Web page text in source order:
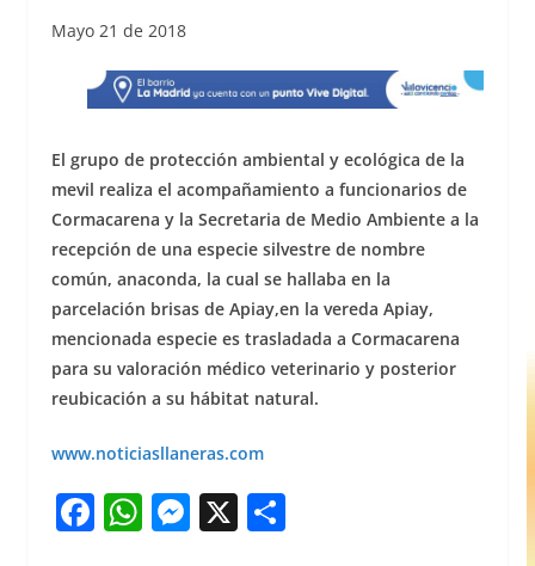
c
e
b
o
o
k
at
s
A
p
p
e
n
g
er
e
Mayo 21 de 2018
El grupo de protección ambiental y ecológica de la
mevil realiza el acompañamiento a funcionarios de
Cormacarena y la Secretaria de Medio Ambiente a la
recepción de una especie silvestre de nombre
común, anaconda, la cual se hallaba en la
parcelación brisas de Apiay,en la vereda Apiay,
mencionada especie es trasladada a Cormacarena
para su valoración médico veterinario y posterior
reubicación a su hábitat natural.
www.noticiasllaneras.com
F W M X S